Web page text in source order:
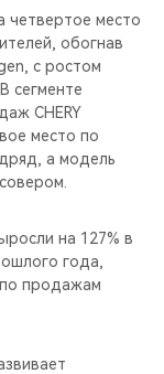
четвертое место
обогнав
с ростом
сегменте
CHERY
место по
а модель
на 127% в
года,
по продажам